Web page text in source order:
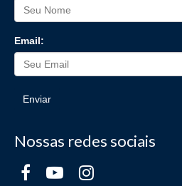
Email:
Enviar
Nossas redes sociais